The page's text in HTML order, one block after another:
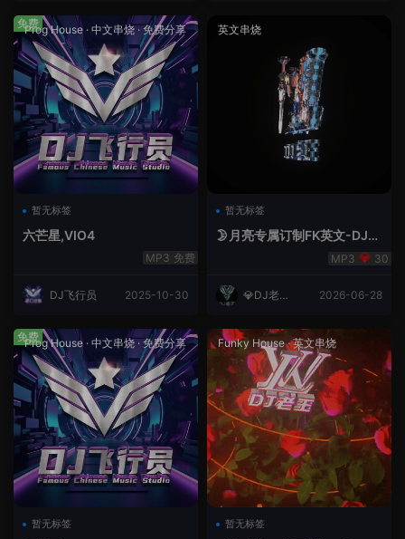
Prog House · 中文串烧·免费分享
暂无标签
六芒星,VIO4
免费
DJ飞行员 2025-10-30
免费 英文串烧
暂无标签
🌛月亮专属订制FK英文-DJ老
30
💎DJ老王
2026-06-28
Prog House · 中文串烧·免费分享
暂无标签
免费 Funky House·英文串烧
暂无标签